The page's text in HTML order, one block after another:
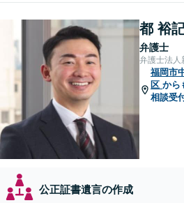
都 裕
弁護士
弁護士法人
福岡市
区 から
相談受
公正証書遺言の作成